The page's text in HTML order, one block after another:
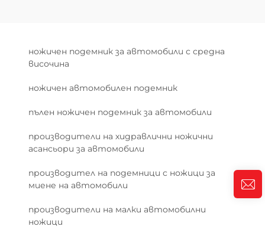
ножичен подемник за автомобили с средна
височина
ножичен автомобилен подемник
пълен ножичен подемник за автомобили
производители на хидравлични ножични
асансьори за автомобили
производител на подемници с ножици за
миене на автомобили
производители на малки автомобилни
ножици